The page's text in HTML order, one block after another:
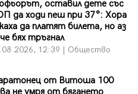
оставил дете със
да ходи пеш при 37°: Хора
да платят билета, но аз
бях тръгнал
12:39 | Общество
от Витоша 100